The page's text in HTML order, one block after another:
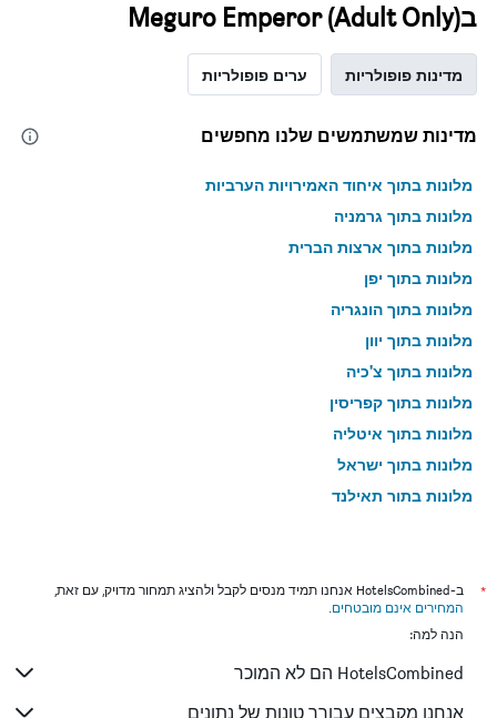
בMeguro Emperor (Adult Only)
מדינות פופולריות ערים פופולריות
מדינות שמשתמשים שלנו מחפשים
מלונות בתוך איחוד האמירויות הערביות
מלונות בתוך גרמניה
מלונות בתוך ארצות הברית
מלונות בתוך יפן
מלונות בתוך הונגריה
מלונות בתוך יוון
מלונות בתוך צ'כיה
מלונות בתוך קפריסין
מלונות בתוך איטליה
מלונות בתוך ישראל
מלונות בתוך תאילנד
*
ב-HotelsCombined אנחנו תמיד מנסים לקבל ולהציג תמחור מדויק, עם זאת,
המחירים אינם מובטחים.
הנה למה:
HotelsCombined הם לא המוכר
אנחנו מקבצים עבורך טונות של נתונים